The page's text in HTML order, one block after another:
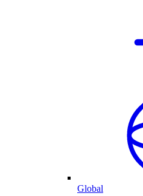
Global